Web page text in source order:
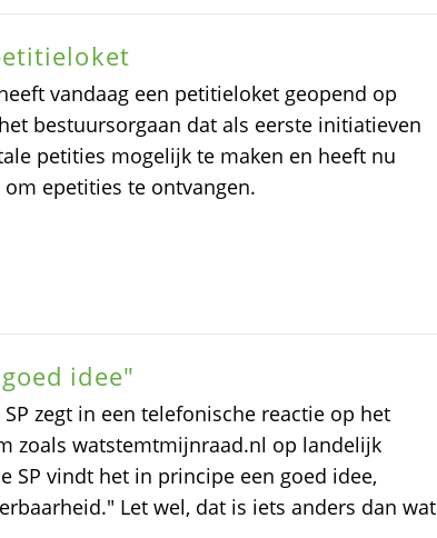
vandaag een petitieloket geopend op
bestuursorgaan dat als eerste initiatieven
petities mogelijk te maken en heeft nu
epetities te ontvangen.
idee"
SP zegt in een telefonische reactie op het
zoals watstemtmijnraad.nl op landelijk
SP vindt het in principe een goed idee,
Let wel, dat is iets anders dan wat